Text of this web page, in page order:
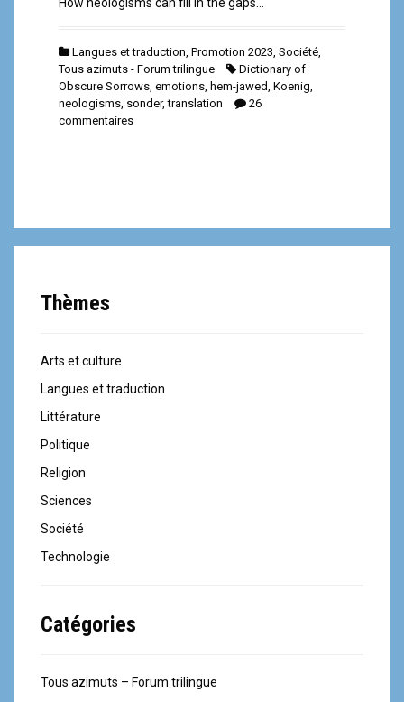
How neologisms can fill in the gaps…
Langues et traduction, Promotion 2023, Société,
Tous azimuts - Forum trilingue
Dictionary of
Obscure Sorrows, emotions, hem-jawed, Koenig,
neologisms, sonder,translation
26
commentaires
Thèmes
Arts et culture
Langues et traduction
Littérature
Politique
Religion
Sciences
Société
Technologie
Catégories
Tous azimuts – Forum trilingue